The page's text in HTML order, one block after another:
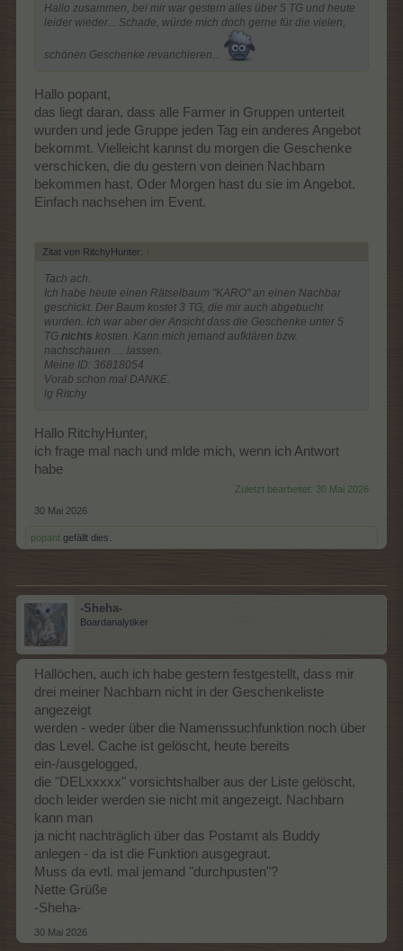
Hallo zusammen, bei mir war gestern alles über 5 TG und heute
leider wieder... Schade, würde mich doch gerne für die vielen,
schönen Geschenke revanchieren...
Hallo popant,
das liegt daran, dass alle Farmer in Gruppen unterteit
wurden und jede Gruppe jeden Tag ein anderes Angebot
bekommt. Vielleicht kannst du morgen die Geschenke
verschicken, die du gestern von deinen Nachbarn
bekommen hast. Oder Morgen hast du sie im Angebot.
Einfach nachsehen im Event.
Zitat von RitchyHunter: ↑
Tach ach.
Ich habe heute einen Rätselbaum "KARO" an einen Nachbar
geschickt. Der Baum kostet 3 TG, die mir auch abgebucht
wurden. Ich war aber der Ansicht dass die Geschenke unter 5
TG nichts kosten. Kann mich jemand aufklären bzw.
nachschauen .... lassen.
Meine ID: 36818054
Vorab schon mal DANKE.
lg Ritchy
Hallo RitchyHunter,
ich frage mal nach und mlde mich, wenn ich Antwort
habe
Zuletzt bearbeitet: 30 Mai 2026
30 Mai 2026
popant gefällt dies.
-Sheha-
Boardanalytiker
Hallöchen, auch ich habe gestern festgestellt, dass mir
drei meiner Nachbarn nicht in der Geschenkeliste
angezeigt
werden - weder über die Namenssuchfunktion noch über
das Level. Cache ist gelöscht, heute bereits
ein-/ausgelogged,
die "DELxxxxx" vorsichtshalber aus der Liste gelöscht,
doch leider werden sie nicht mit angezeigt. Nachbarn
kann man
ja nicht nachträglich über das Postamt als Buddy
anlegen - da ist die Funktion ausgegraut.
Muss da evtl. mal jemand "durchpusten"?
Nette Grüße
-Sheha-
30 Mai 2026